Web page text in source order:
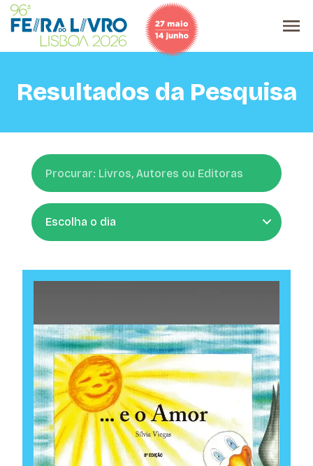
Resultados da Pesquisa
Pesquisar
Dia